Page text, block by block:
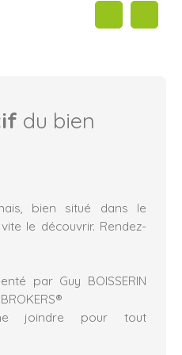
du bien
bien situé dans le
le découvrir. Rendez-
par Guy BOISSERIN
joindre pour tout